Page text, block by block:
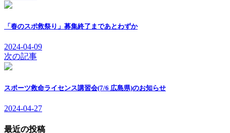
「春のスポ救祭り」募集終了まであとわずか
2024-04-09
次の記事
スポーツ救命ライセンス講習会(7/6 広島県)のお知らせ
2024-04-27
最近の投稿